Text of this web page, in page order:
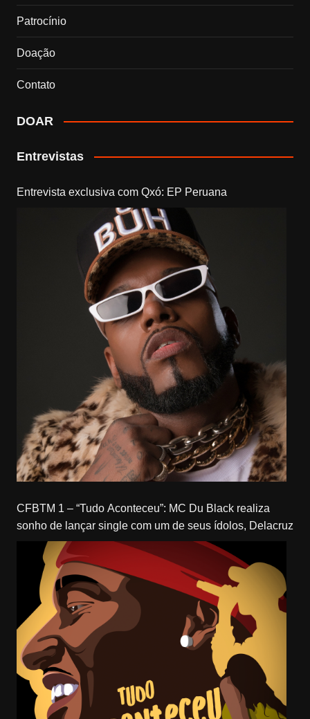
Patrocínio
Doação
Contato
DOAR
Entrevistas
Entrevista exclusiva com Qxó: EP Peruana
CFBTM 1 – “Tudo Aconteceu”: MC Du Black realiza
sonho de lançar single com um de seus ídolos, Delacruz